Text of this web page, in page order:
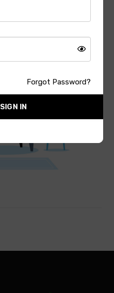
Forgot Password?
SIGN IN